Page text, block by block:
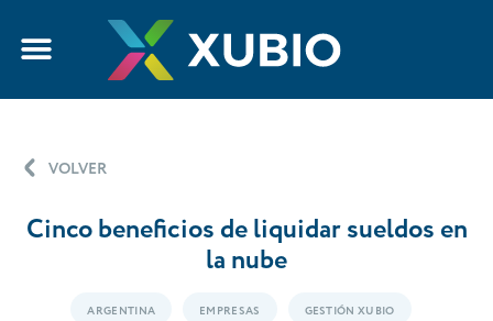
VOLVER
Cinco beneficios de liquidar sueldos en
la nube
ARGENTINA EMPRESAS GESTIÓN XUBIO